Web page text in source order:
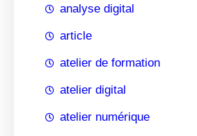
analyse digital
article
atelier de formation
atelier digital
atelier numérique